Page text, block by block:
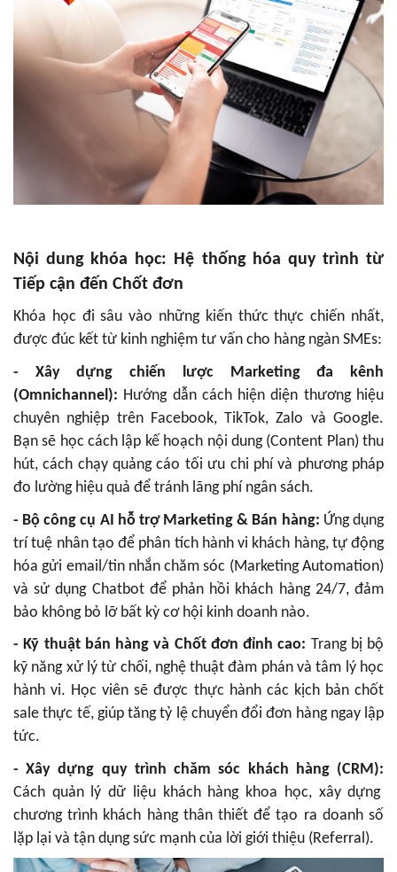
Nội dung khóa học: Hệ thống hóa quy trình từ
Tiếp cận đến Chốt đơn
Khóa học đi sâu vào những kiến thức thực chiến nhất,
được đúc kết từ kinh nghiệm tư vấn cho hàng ngàn SMEs:
- Xây dựng chiến lược Marketing đa kênh
(Omnichannel): Hướng dẫn cách hiện diện thương hiệu
chuyên nghiệp trên Facebook, TikTok, Zalo và Google.
Bạn sẽ học cách lập kế hoạch nội dung (Content Plan) thu
hút, cách chạy quảng cáo tối ưu chi phí và phương pháp
đo lường hiệu quả để tránh lãng phí ngân sách.
- Bộ công cụ AI hỗ trợ Marketing & Bán hàng: Ứng dụng
trí tuệ nhân tạo để phân tích hành vi khách hàng, tự động
hóa gửi email/tin nhắn chăm sóc (Marketing Automation)
và sử dụng Chatbot để phản hồi khách hàng 24/7, đảm
bảo không bỏ lỡ bất kỳ cơ hội kinh doanh nào.
- Kỹ thuật bán hàng và Chốt đơn đỉnh cao: Trang bị bộ
kỹ năng xử lý từ chối, nghệ thuật đàm phán và tâm lý học
hành vi. Học viên sẽ được thực hành các kịch bản chốt
sale thực tế, giúp tăng tỷ lệ chuyển đổi đơn hàng ngay lập
tức.
- Xây dựng quy trình chăm sóc khách hàng (CRM):
Cách quản lý dữ liệu khách hàng khoa học, xây dựng
chương trình khách hàng thân thiết để tạo ra doanh số
lặp lại và tận dụng sức mạnh của lời giới thiệu (Referral).